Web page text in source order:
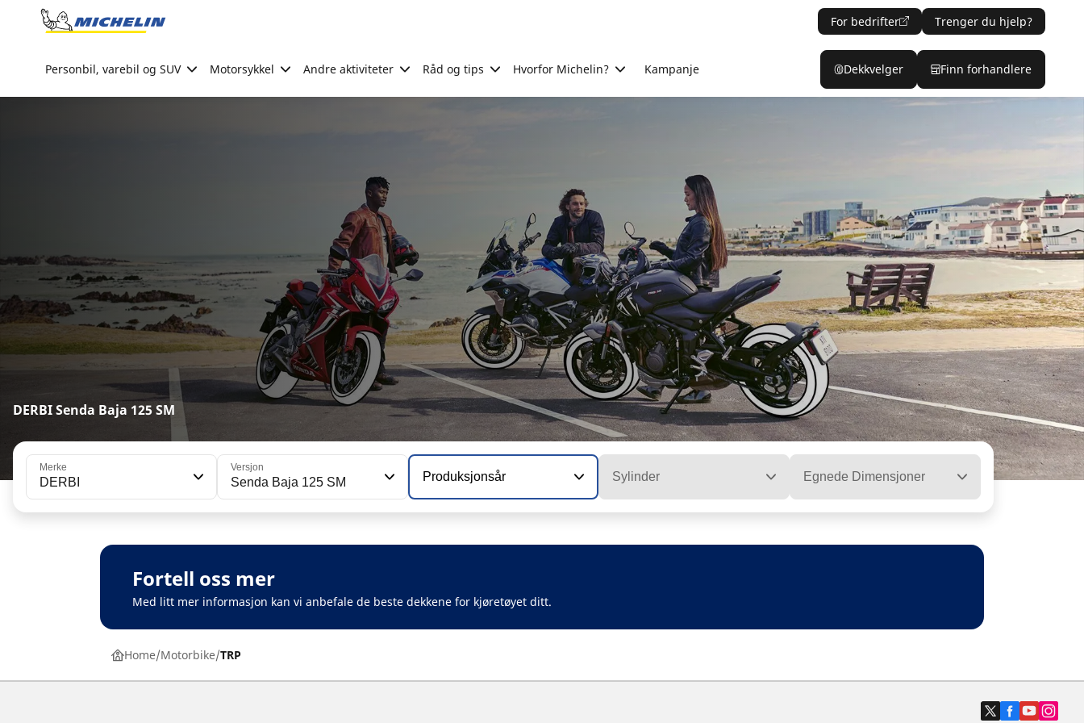
Go to page content
For bedrifter Trenger du hjelp?
Personbil, varebil og SUV Motorsykkel Andre aktiviteter Råd og tips Hvorfor Michelin? Kampanje Dekkvelger Finn forhandlere
DERBI Senda Baja 125 SM
Merke
DERBI
Versjon
Senda Baja 125 SM Produksjonsår Sylinder Egnede Dimensjoner
Fortell oss mer
Med litt mer informasjon kan vi anbefale de beste dekkene for kjøretøyet ditt.
Home Motorbike TRP